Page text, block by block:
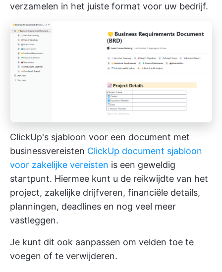
verzamelen in het juiste format voor uw bedrijf.
ClickUp's sjabloon voor een document met
businessvereisten ClickUp document sjabloon
voor zakelijke vereisten is een geweldig
startpunt. Hiermee kunt u de reikwijdte van het
project, zakelijke drijfveren, financiële details,
planningen, deadlines en nog veel meer
vastleggen.
Je kunt dit ook aanpassen om velden toe te
voegen of te verwijderen.